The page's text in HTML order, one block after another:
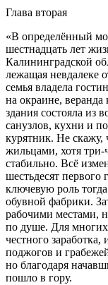
Глава вторая
«В определённый
шестнадцать лет
Калининградской
лежащая невдалеке
семья владела
на окраине, веранда
здания состояла из
санузлов, кухни и
курятник. Не скажу,
жильцами, хотя
стабильно. Всё
шестьдесят первого
ключевую роль
обувной фабрики.
рабочими местами,
по душе. Для многих
честного
поджогов и
но благодаря
пошло в гору.